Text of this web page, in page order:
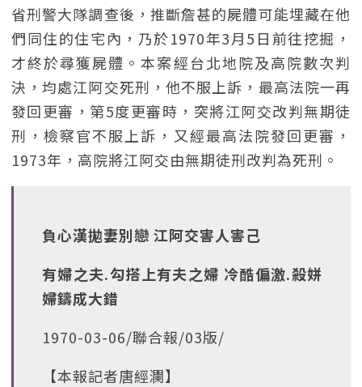
省刑警大隊調查後，推斷詹甚的屍體可能埋藏在他
們同住的住宅內，乃於1970年3月5日前往挖掘，
才終於尋獲屍體。本案經台北地院及高院數次判
決，均處江阿交死刑，他不服上訴，最高法院一再
發回更審，第5度更審時，突將江阿交改判無期徒
刑，檢察官不服上訴，又經最高法院發回更審，
1973年，高院將江阿交由無期徒刑改判為死刑。
負心漢拋妻別戀 江阿交害人害己
有婦之夫.勾搭上有夫之婦 冷酷偏激.殺姘
婦鑄成大錯
1970-03-06/聯合報/03版/
【本報記者唐經瀾】